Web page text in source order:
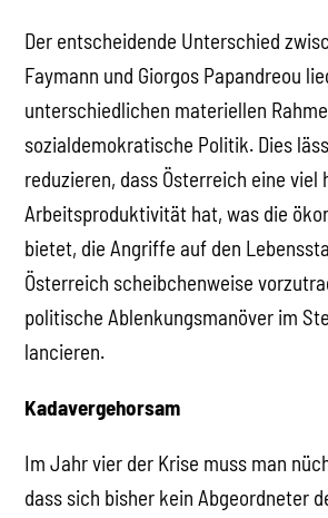
Der entscheidende Unterschied
Faymann und Giorgos Papandreou
unterschiedlichen materiellen
sozialdemokratische Politik. Dies
reduzieren, dass Österreich eine viel
Arbeitsproduktivität hat, was die
bietet, die Angriffe auf den
Österreich scheibchenweise
politische Ablenkungsmanöver im
lancieren.
Kadavergehorsam
Im Jahr vier der Krise muss man
dass sich bisher kein Abgeordneter